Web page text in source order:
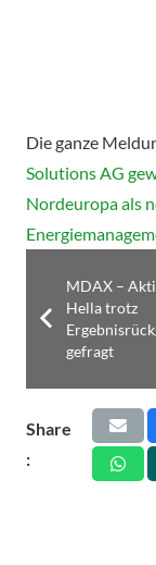
Die ganze
Solutions AG
Nordeuropa als
MDAX –
Hella trotz
gefragt
Share
: